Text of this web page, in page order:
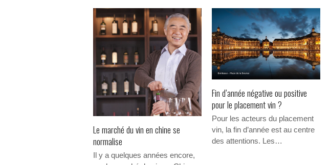
Le marché du vin en chine se
normalise
Il y a quelques années encore,
Fin d’année négative ou positive
pour le placement vin ?
Pour les acteurs du placement
vin, la fin d’année est au centre
des attentions. Les…